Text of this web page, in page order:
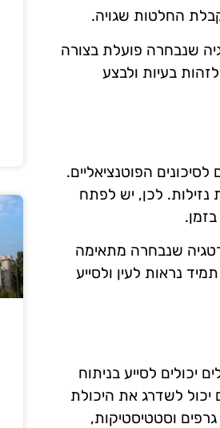
החלטות שגויה.
שנבחרה פועלת בצורה
בעיות ולבצע
הפוטנציאליים.
נזילות. לכן, יש לפתח
שנבחרה מתאימה
נראות לעין ולסייע
יכולים לסייע בניתוח
יכול לשדרג את היכולת
וסטטיסטיקות,